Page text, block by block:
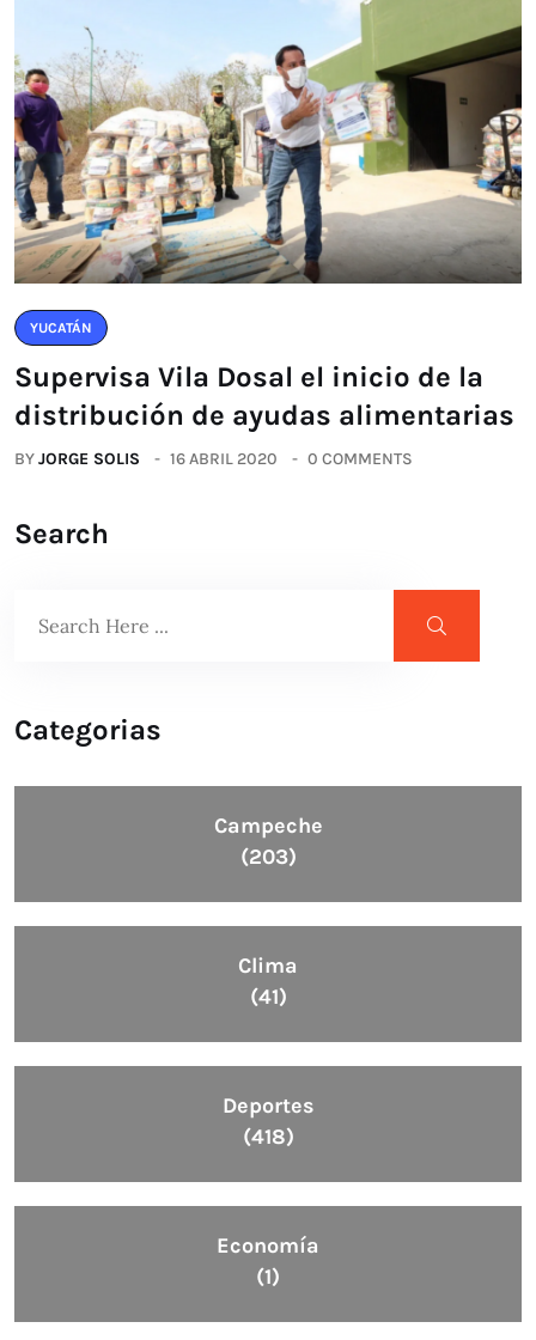
YUCATÁN
Supervisa Vila Dosal el inicio de la
distribución de ayudas alimentarias
BYJORGE SOLIS 16 ABRIL 2020 0 COMMENTS
Search
Categorias
Campeche
(203)
Clima
(41)
Deportes
(418)
Economía
(1)